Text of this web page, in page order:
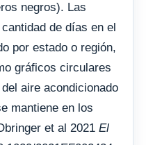
negros). Las
de días en el
por estado o región,
gráficos circulares
aire acondicionado
mantiene en los
et al 2021 El